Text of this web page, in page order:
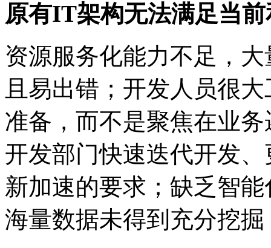
原有IT架构无法满足当
资源服务化能力不足，
且易出错；开发人员很
准备，而不是聚焦在业
开发部门快速迭代开发、
新加速的要求；缺乏智能
海量数据未得到充分挖掘